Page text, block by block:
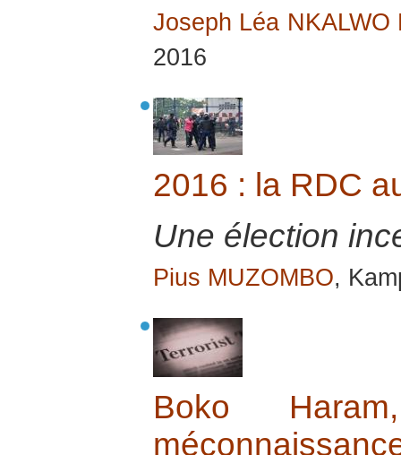
Joseph Léa NKALWO
2016
2016 : la RDC
Une élection
Pius MUZOMBO,
Boko